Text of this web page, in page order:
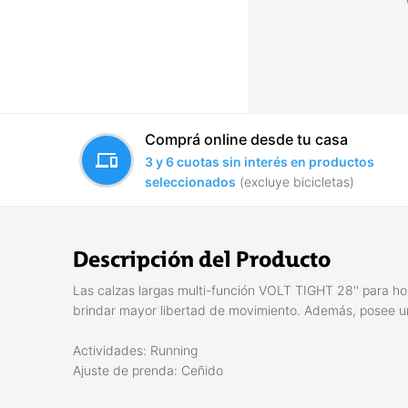
devices
Comprá online desde tu casa
3 y 6 cuotas sin interés en productos
seleccionados (excluye bicicletas)
Descripción del Producto
Las calzas largas multi-función VOLT TIGHT 28'' para
brindar mayor libertad de movimiento. Además, posee
Actividades: Running
Ajuste de prenda: Ceñido